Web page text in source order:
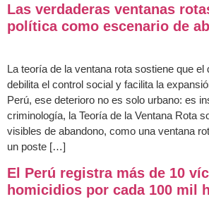
Las verdaderas ventanas
política como escenario de
La teoría de la ventana rota sostiene que el
debilita el control social y facilita la
Perú, ese deterioro no es solo urbano: es
criminología, la Teoría de la Ventana Rota
visibles de abandono, como una ventana
un poste […]
El Perú registra más de 10
homicidios por cada 100 mil